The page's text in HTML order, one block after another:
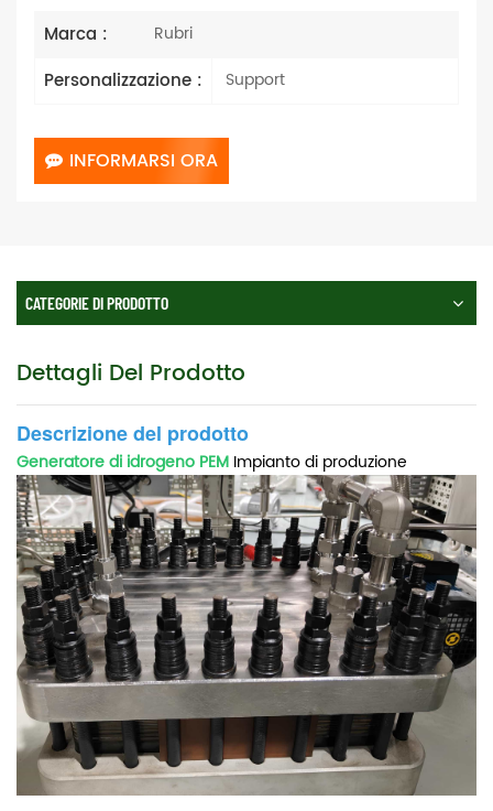
Marca : Rubri
Personalizzazione : Support
INFORMARSI ORA
CATEGORIE DI PRODOTTO
Dettagli Del Prodotto
Descrizione del prodotto
Generatore di idrogeno PEM Impianto di produzione